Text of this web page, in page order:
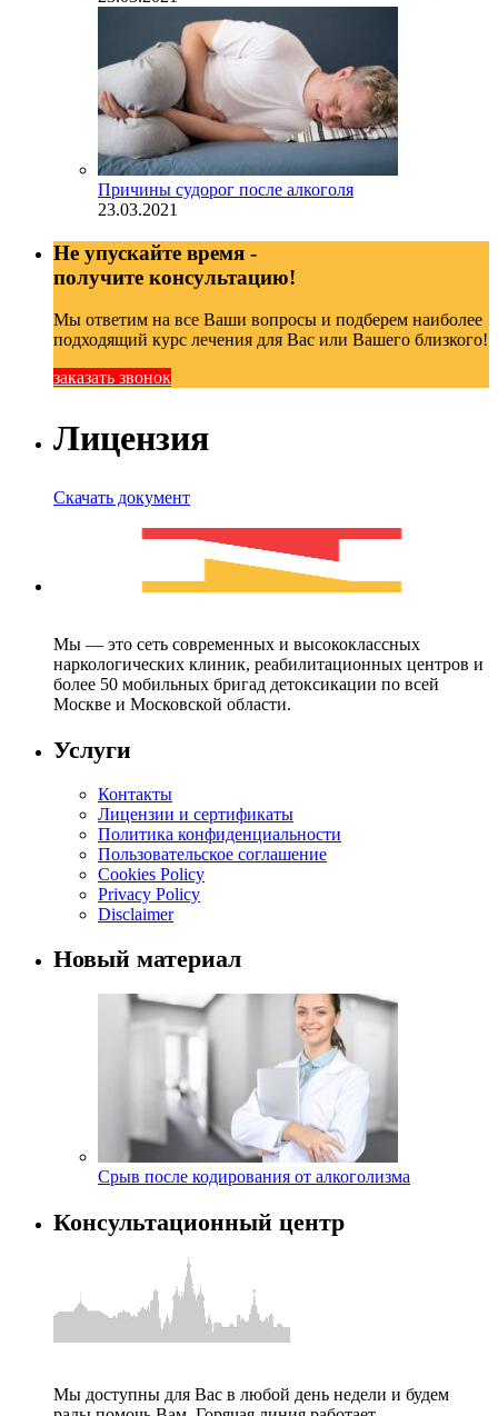
Причины судорог после алкоголя
23.03.2021
Не упускайте время -
получите консультацию!
Мы ответим на все Ваши вопросы и подберем наиболее
подходящий курс лечения для Вас или Вашего близкого!
заказать звонок
Лицензия
Скачать документ
Мы — это сеть современных и высококлассных
наркологических клиник, реабилитационных центров и
более 50 мобильных бригад детоксикации по всей
Москве и Московской области.
Услуги
Контакты
Лицензии и сертификаты
Политика конфиденциальности
Пользовательское соглашение
Cookies Policy
Privacy Policy
Disclaimer
Новый материал
Срыв после кодирования от алкоголизма
Консультационный центр
Мы доступны для Вас в любой день недели и будем